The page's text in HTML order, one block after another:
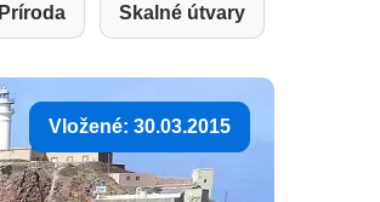
Príroda Skalné útvary
Vložené: 30.03.2015